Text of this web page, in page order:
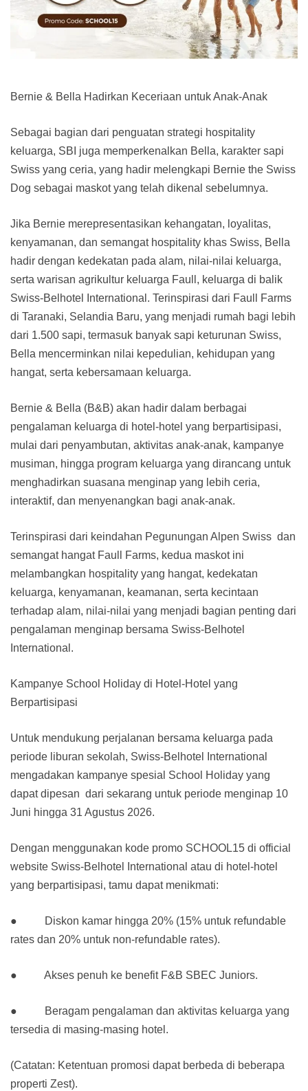
Bernie & Bella Hadirkan Keceriaan untuk Anak-Anak
Sebagai bagian dari penguatan strategi hospitality
keluarga, SBI juga memperkenalkan Bella, karakter sapi
Swiss yang ceria, yang hadir melengkapi Bernie the Swiss
Dog sebagai maskot yang telah dikenal sebelumnya.
Jika Bernie merepresentasikan kehangatan, loyalitas,
kenyamanan, dan semangat hospitality khas Swiss, Bella
hadir dengan kedekatan pada alam, nilai-nilai keluarga,
serta warisan agrikultur keluarga Faull, keluarga di balik
Swiss-Belhotel International. Terinspirasi dari Faull Farms
di Taranaki, Selandia Baru, yang menjadi rumah bagi lebih
dari 1.500 sapi, termasuk banyak sapi keturunan Swiss,
Bella mencerminkan nilai kepedulian, kehidupan yang
hangat, serta kebersamaan keluarga.
Bernie & Bella (B&B) akan hadir dalam berbagai
pengalaman keluarga di hotel-hotel yang berpartisipasi,
mulai dari penyambutan, aktivitas anak-anak, kampanye
musiman, hingga program keluarga yang dirancang untuk
menghadirkan suasana menginap yang lebih ceria,
interaktif, dan menyenangkan bagi anak-anak.
Terinspirasi dari keindahan Pegunungan Alpen Swiss dan
semangat hangat Faull Farms, kedua maskot ini
melambangkan hospitality yang hangat, kedekatan
keluarga, kenyamanan, keamanan, serta kecintaan
terhadap alam, nilai-nilai yang menjadi bagian penting dari
pengalaman menginap bersama Swiss-Belhotel
International.
Kampanye School Holiday di Hotel-Hotel yang
Berpartisipasi
Untuk mendukung perjalanan bersama keluarga pada
periode liburan sekolah, Swiss-Belhotel International
mengadakan kampanye spesial School Holiday yang
dapat dipesan dari sekarang untuk periode menginap 10
Juni hingga 31 Agustus 2026.
Dengan menggunakan kode promo SCHOOL15 di official
website Swiss-Belhotel International atau di hotel-hotel
yang berpartisipasi, tamu dapat menikmati:
● Diskon kamar hingga 20% (15% untuk refundable
rates dan 20% untuk non-refundable rates).
● Akses penuh ke benefit F&B SBEC Juniors.
● Beragam pengalaman dan aktivitas keluarga yang
tersedia di masing-masing hotel.
(Catatan: Ketentuan promosi dapat berbeda di beberapa
properti Zest).